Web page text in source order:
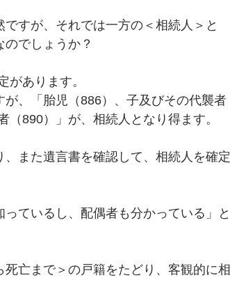
すが、それでは一方の＜相続人＞と
でしょうか？
があります。
、「胎児（886）、子及びその代襲者
890）」が、相続人となり得ます。
また遺言書を確認して、相続人を確定
ているし、配偶者も分かっている」と
亡まで＞の戸籍をたどり、客観的に相